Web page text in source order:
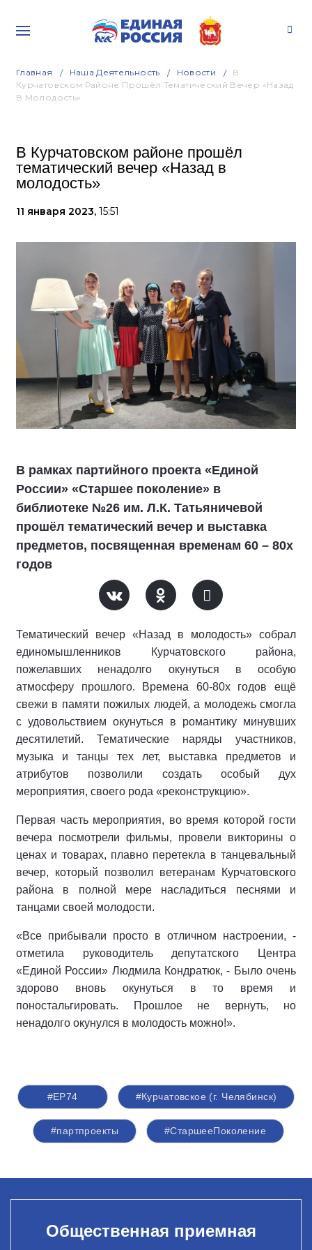
Главная Наша Деятельность Новости
В
Курчатовском Районе Прошёл Тематический Вечер «Назад
В Молодость»
В Курчатовском районе прошёл
тематический вечер «Назад в
молодость»
11 января 2023, 15:51
В рамках партийного проекта «Единой
России» «Старшее поколение» в
библиотеке №26 им. Л.К. Татьяничевой
прошёл тематический вечер и выставка
предметов, посвященная временам 60 – 80х
годов
Тематический вечер «Назад в молодость» собрал
единомышленников Курчатовского района,
пожелавших ненадолго окунуться в особую
атмосферу прошлого. Времена 60-80х годов ещё
свежи в памяти пожилых людей, а молодежь смогла
с удовольствием окунуться в романтику минувших
десятилетий. Тематические наряды участников,
музыка и танцы тех лет, выставка предметов и
атрибутов позволили создать особый дух
мероприятия, своего рода «реконструкцию».
Первая часть мероприятия, во время которой гости
вечера посмотрели фильмы, провели викторины о
ценах и товарах, плавно перетекла в танцевальный
вечер, который позволил ветеранам Курчатовского
района в полной мере насладиться песнями и
танцами своей молодости.
«Все прибывали просто в отличном настроении, -
отметила руководитель депутатского Центра
«Единой России» Людмила Кондратюк, - Было очень
здорово вновь окунуться в то время и
поностальгировать. Прошлое не вернуть, но
ненадолго окунулся в молодость можно!».
#ЕР74 #Курчатовское (г. Челябинск)
#партпроекты #СтаршееПоколение
Общественная приемная